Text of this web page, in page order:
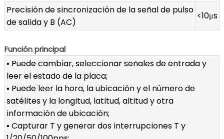
Precisión de sincronización de la señal de pulso
de salida y B (AC)
<10μs
Función principal
▪ Puede cambiar, seleccionar señales de entrada y
leer el estado de la placa;
▪ Puede leer la hora, la ubicación y el número de
satélites y la longitud, latitud, altitud y otra
información de ubicación;
▪ Capturar T y generar dos interrupciones T y